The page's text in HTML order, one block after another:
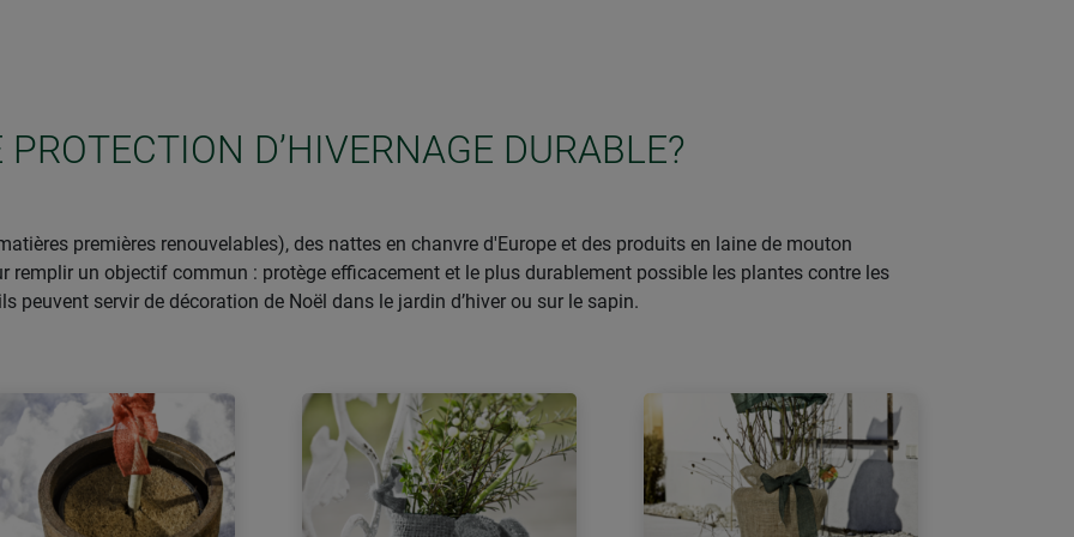
D’HIVERNAGE DURABLE?
premières renouvelables), des nattes en chanvre d'Europe et des produits en laine de mouton
remplir un objectif commun : protège efficacement et le plus durablement possible les plantes contre les
peuvent servir de décoration de Noël dans le jardin d’hiver ou sur le sapin.